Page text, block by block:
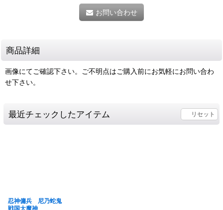
お問い合わせ
商品詳細
画像にてご確認下さい。ご不明点はご購入前にお気軽にお問い合わ
せ下さい。
最近チェックしたアイテム リセット
忍神傭兵 尼乃蛇鬼
戦国大魔神